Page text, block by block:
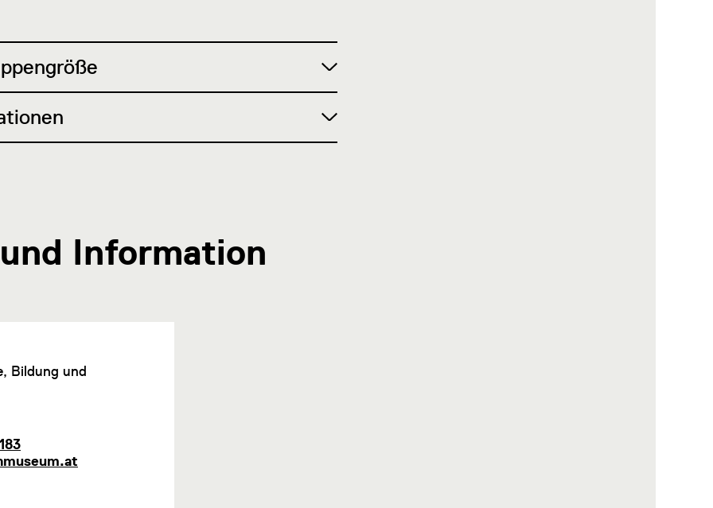
Information
Bildung und